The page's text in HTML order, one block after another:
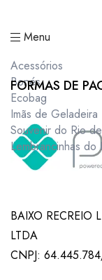
Menu
Acessórios
Bonés
Ecobag
Imãs de Geladeira
Souvenir do Rio
Lembrancinhas do
FORMAS DE
BAIXO RECREIO
LTDA
CNPJ: